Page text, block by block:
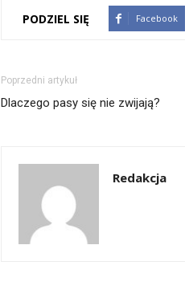
PODZIEL SIĘ Facebook
Poprzedni artykuł
Dlaczego pasy się nie zwijają?
Redakcja